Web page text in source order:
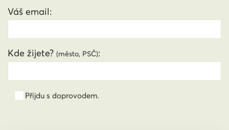
Váš email:
Kde žijete? (město, PSČ):
Přijdu s doprovodem.